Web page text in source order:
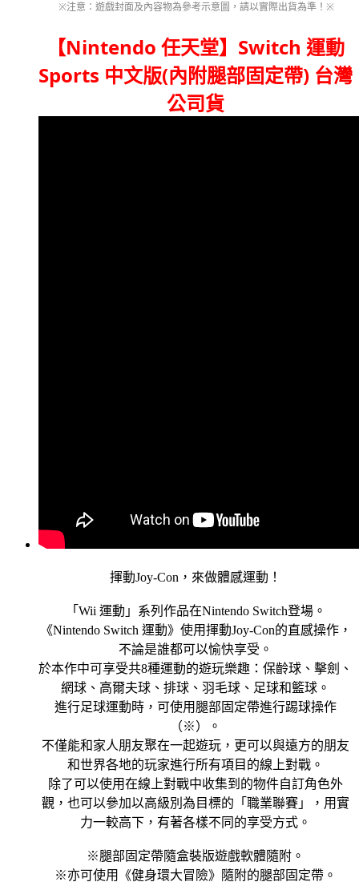
※注意：遊戲封面及內容物為參考示意圖，請以實際出貨為準！ ※
【Nintendo 任天堂】Switch 運動
Sports 中文版(內附腿部固定帶) 台灣
公司貨
揮動Joy-Con，來做體感運動！
「Wii 運動」系列作品在Nintendo Switch登場。
《Nintendo Switch 運動》使用揮動Joy-Con的直感操作，
不論是誰都可以愉快享受。
於本作中可享受共8種運動的遊玩樂趣：保齡球、擊劍、
網球、高爾夫球、排球、羽毛球、足球和籃球。
進行足球運動時，可使用腿部固定帶進行踢球操作
（※）。
不僅能和家人朋友聚在一起遊玩，更可以與遠方的朋友
和世界各地的玩家進行所有項目的線上對戰。
除了可以使用在線上對戰中收集到的物件自訂角色外
觀，也可以參加以高級別為目標的「職業聯賽」，用實
力一較高下，有著各樣不同的享受方式。
※腿部固定帶隨盒裝版遊戲軟體隨附。
※亦可使用《健身環大冒險》隨附的腿部固定帶。